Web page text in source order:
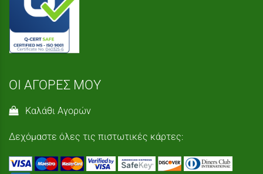
ΟΙ ΑΓΟΡΕΣ ΜΟΥ
Καλάθι Αγορών
Δεχόμαστε όλες τις πιστωτικές κάρτες: